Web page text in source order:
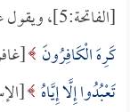
[الفاتحة:5]، ويقول عز وجل:
كَرِهَ الْكَافِرُونَ [غافر:14]،
تَعْبُدُوا إِلَّا إِيَّاهُ